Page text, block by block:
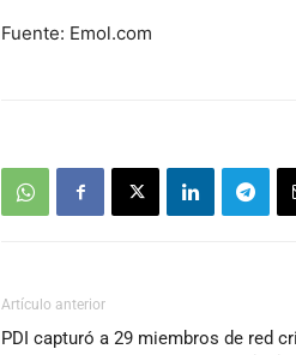
Fuente: Emol.com
Artículo anterior
PDI capturó a 29 miembros de red